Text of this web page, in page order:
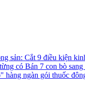
sản: Cắt 9 điều kiện
có Bán 7 con bò
hàng ngàn gói thuốc